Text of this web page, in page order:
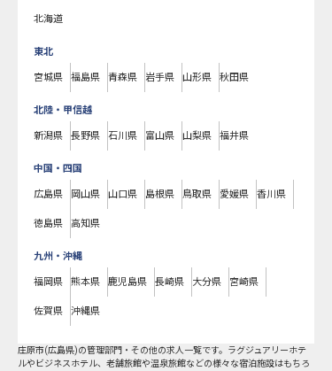
北海道
東北
宮城県 福島県 青森県 岩手県 山形県 秋田県
北陸・甲信越
新潟県 長野県 石川県 富山県 山梨県 福井県
中国・四国
広島県 岡山県 山口県 島根県 鳥取県 愛媛県 香川県
徳島県 高知県
九州・沖縄
福岡県 熊本県 鹿児島県 長崎県 大分県 宮崎県
佐賀県 沖縄県
庄原市(広島県)の管理部門・その他の求人一覧です。ラグジュアリーホテ
ルやビジネスホテル、老舗旅館や温泉旅館などの様々な宿泊施設はもちろ